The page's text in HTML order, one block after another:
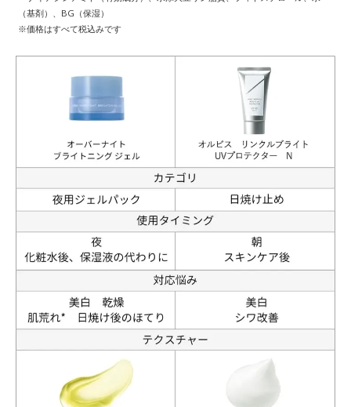
（基剤）、BG（保湿）
※価格はすべて税込みです